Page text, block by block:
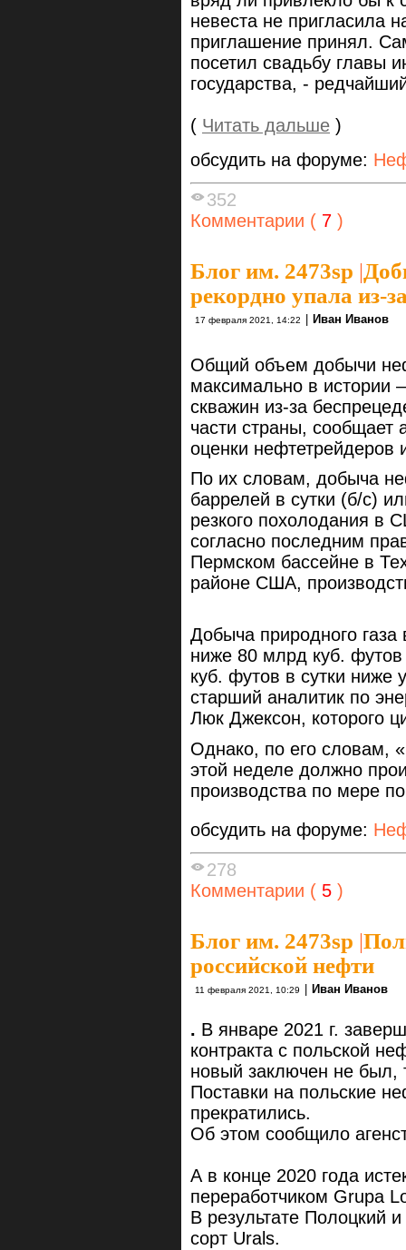
невеста не пригласила
приглашение принял.
посетил свадьбу главы
государства, -
( Читать дальше )
обсудить на форуме:
352
Комментарии ( 7 )
Блог им. 2473sp |
рекордно упала из-
17 февраля 2021, 14:22 Иван Иванов
Общий объем добычи
максимально в истории
скважин из-за
части страны, сообщает
оценки нефтетрейдеров
По их словам, добыча
баррелей в сутки (б/с)
резкого похолодания в
согласно последним
Пермском бассейне в
районе США,
Добыча природного
ниже 80 млрд куб.
куб. футов в сутки ниже
старший аналитик по
Люк Джексон, которого
Однако, по его словам,
этой неделе должно
производства по мере
обсудить на форуме:
278
Комментарии ( 5 )
Блог им. 2473sp |
российской нефти
11 февраля 2021, 10:29 Иван Иванов
. В январе 2021 г.
контракта с польской
новый заключен не был,
Поставки на польские
прекратились.
Об этом сообщило
А в конце 2020 года
переработчиком Grupa
В результате Полоцкий
сорт Urals.